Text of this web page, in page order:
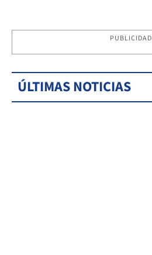
PUBLICIDAD
ÚLTIMAS NOTICIAS